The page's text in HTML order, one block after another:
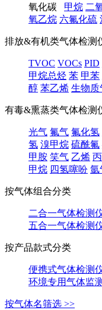
氧化碳
甲烷 二
氧乙烷 六氟化硫
排放&有机类气体检测
TVOC VOCs PID
甲烷总烃 苯 甲苯
醇 苯乙烯 生物质
有毒&熏蒸类气体检测
光气 氟气 氟化氢
氢 溴甲烷 硫酰氟
甲胺 笑气 乙烯
甲烷 四氢噻吩 氩
按气体组合分类
二合一气体检测
五合一气体检测
按产品款式分类
便携式气体检测
环境专用气体监
按气体名筛选 >>